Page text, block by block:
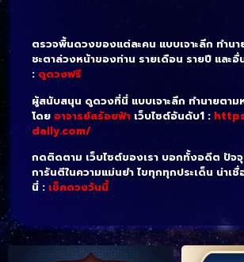
ตรวจพื้นดวงของแต่ละคน แบบเจาะลึก ทำน
ชะตาล่วงหน้าของท่าน รายเดือน รายปี และ
: ดูดวงฟรี
ผู้สนับสนุน ดูดวงที่นี่ แบบเจาะลึก ทำนายตาม
โดย อาจารย์สร้อยฟ้า เว็บไซต์อันดับ1 :
daily.com/
กดติดตาม เว็บไซต์ของเรา บอกทั้งอดีต ปัจ
การันตีในความแม่นยำ ไขทุกทุกประเด็น น่า
นี่ : เช็คดวงวันนี้